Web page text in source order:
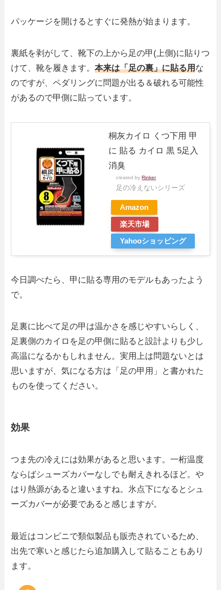
パッケージを開けるとすぐに発熱が始まります。
裏紙を剥がして、靴下の上から足の甲(上側)に貼りつ
けて、靴を履きます。本来は「足の裏」に貼る用な
のですが、ペダリングに問題が出る＆破れる可能性
があるので甲側に貼っています。
桐灰カイロ くつ下用 甲
に 貼る カイロ 黒 5足入
消臭
created byRinker
足の冷えないシリーズ
Amazon
楽天市場
Yahooショッピング
今日調べたら、甲に貼る専用のモデルもあったよう
で。
足裏に比べて足の甲は温かさを感じやすいらしく、
足裏側のカイロを足の甲側に貼ると設計よりも少し
高温になるかもしれません。実用上は問題ないとは
思いますが、気になる方は「足の甲用」と書かれた
ものを使ってください。
効果
つま先の冷えには効果があると思います。一桁温度
ならばシューズカバーなしでも耐えきれるほど。や
はり熱源があると違いますね。氷点下になるとシュ
ーズカバーが必要であると感じますが。
最近はコンビニで類似製品も販売されているため、
出先で寒いと感じたら追加購入して貼ることもあり
ます。